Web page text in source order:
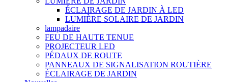
ÉCLAIRAGE DE JARDIN À LED
LUMIÈRE SOLAIRE DE JARDIN
lampadaire
FEU DE HAUTE TENUE
PROJECTEUR LED
PÉDAUX DE ROUTE
PANNEAUX DE SIGNALISATION ROUTIÈRE
ÉCLAIRAGE DE JARDIN